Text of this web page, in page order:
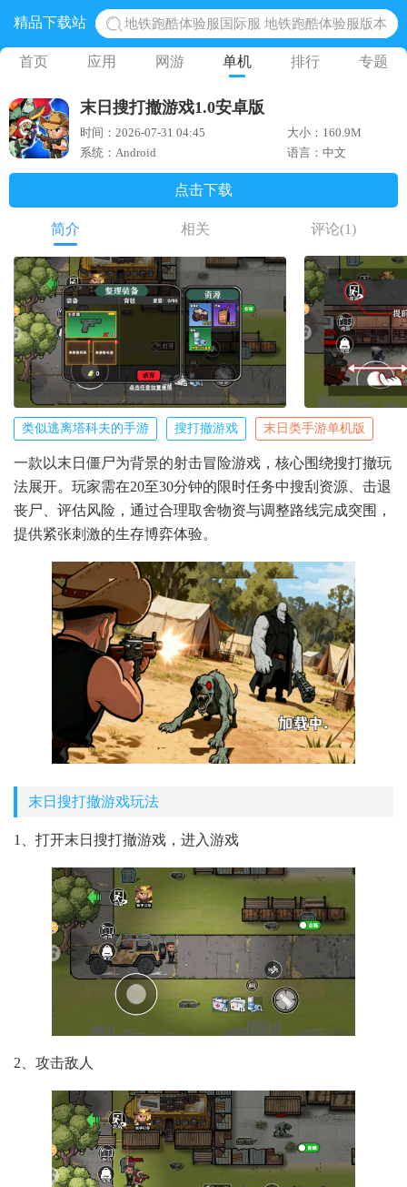
精品下载站
地铁跑酷体验服国际服 地铁跑酷体验服版本
网易光遇手游正版 点亮星空共庆周年
黎明觉醒生机腾讯正版 黎明觉醒生机国际服
蛋仔派对下载 蛋仔派对体验服
奥特曼王者传奇 正版奥特曼游戏
首页 应用 网游 单机 排行 专题
末日搜打撤游戏1.0安卓版
时间：2026-07-31 04:45
大小：160.9M
系统：Android
语言：中文
点击下载
简介 相关 评论(1)
类似逃离塔科夫的手游 搜打撤游戏 末日类手游单机版
一款以末日僵尸为背景的射击冒险游戏，核心围绕搜打撤玩
法展开。玩家需在20至30分钟的限时任务中搜刮资源、击退
丧尸、评估风险，通过合理取舍物资与调整路线完成突围，
提供紧张刺激的生存博弈体验。
末日搜打撤游戏玩法
1、打开末日搜打撤游戏，进入游戏
2、攻击敌人